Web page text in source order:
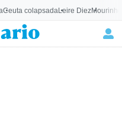
Ceuta colapsadaLeire Diez